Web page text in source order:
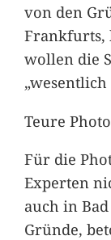
von den
Frankfurts,
wollen die
Teure
Für die
Experten
auch in
Gründe,